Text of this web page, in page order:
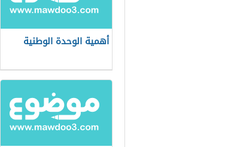
أهمية الوحدة الوطنية